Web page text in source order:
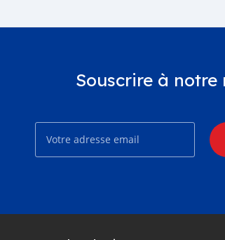
Souscrire à notre